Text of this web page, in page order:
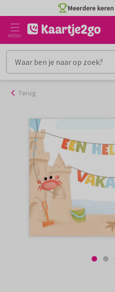
naar
inhoud
Meerdere
MENU
Terug